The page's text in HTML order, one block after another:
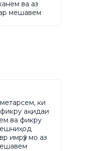
ва аз
мешавем
ки
ақидаи
ва фикру
имрӯз мо аз